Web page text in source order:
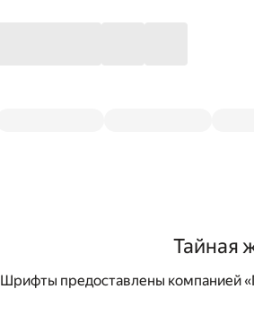
Тайная
Шрифты предоставлены компанией